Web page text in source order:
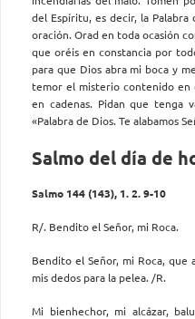
del Espíritu, es decir, la
oración. Orad en toda ocasión
que oréis en constancia por
para que Dios abra mi boca y
temor el misterio contenido en
en cadenas. Pidan que tenga
«Palabra de Dios. Te alabamos
Salmo del día de
Salmo 144 (143), 1. 2. 9-10
R/. Bendito el Señor, mi Roca.
Bendito el Señor, mi Roca, que
mis dedos para la pelea. /R.
Mi bienhechor, mi alcázar,